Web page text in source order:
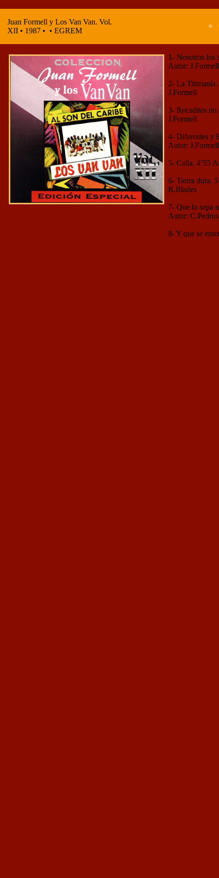
Juan Formell y Los Van Van. Vol.
XII • 1987 • • EGREM
1- Nosotros los
Autor: J.Formell
2- La
J.Formell
3- Recaditos
J.Formell
4- Diferentes y
Autor: J.Formell
5- Calla. 4’55
6- Tierra dura.
R.Blades
7- Que lo sepa
Autor:
8- Y que se